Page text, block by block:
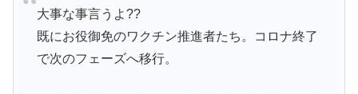
大事な事言うよ??
既にお役御免のワクチン推進者たち。コロナ終了
で次のフェーズへ移行。